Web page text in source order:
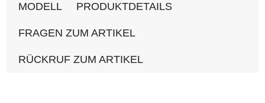
MODELL PRODUKTDETAILS
FRAGEN ZUM ARTIKEL
RÜCKRUF ZUM ARTIKEL